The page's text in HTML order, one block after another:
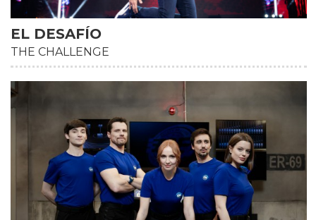
EL DESAFÍO
THE CHALLENGE